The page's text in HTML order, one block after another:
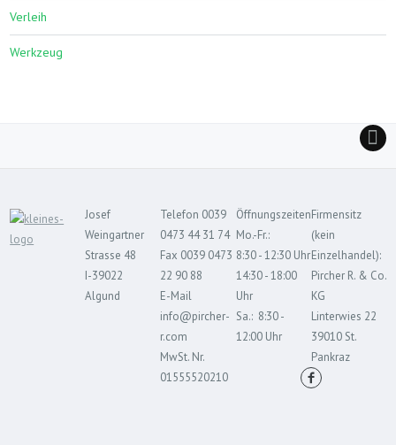
Verleih
Werkzeug
Josef
Weingartner
Strasse 48
I-39022
Algund
Telefon 0039
0473 44 31 74
Fax 0039 0473
22 90 88
E-Mail
info@pircher-
r.com
MwSt. Nr.
01555520210
Öffnungszeiten
Mo.-Fr.:
8:30 - 12:30 Uhr
14:30 - 18:00
Uhr
Sa.: 8:30 -
12:00 Uhr
Firmensitz
(kein
Einzelhandel):
Pircher R. & Co.
KG
Linterwies 22
39010 St.
Pankraz